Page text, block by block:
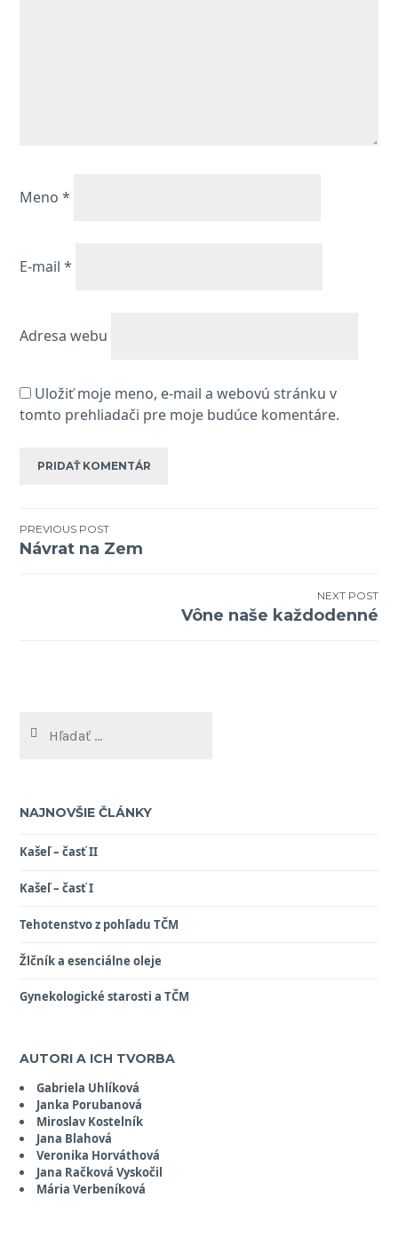
Meno*
E-mail*
Adresa webu
Uložiť moje meno, e-mail a webovú stránku v
tomto prehliadači pre moje budúce komentáre.
Navigácia
PREVIOUS POST
Návrat na Zem
NEXT POST
Vône naše každodenné
NAJNOVŠIE ČLÁNKY
Kašeľ – časť II
Kašeľ – časť I
Tehotenstvo z pohľadu TČM
Žlčník a esenciálne oleje
Gynekologické starosti a TČM
AUTORI A ICH TVORBA
Gabriela Uhlíková
Janka Porubanová
Miroslav Kostelník
Jana Blahová
Veronika Horváthová
Jana Račková Vyskočil
Mária Verbeníková